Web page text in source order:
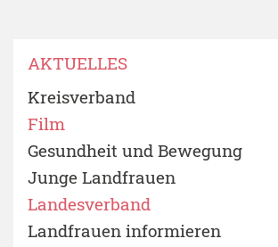
AKTUELLES
Kreisverband
Film
Gesundheit und Bewegung
Junge Landfrauen
Landesverband
Landfrauen informieren